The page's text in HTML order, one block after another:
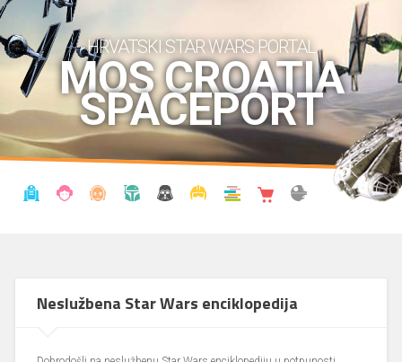
HRVATSKI STAR WARS PORTAL
MOS CROATIA
SPACEPORT
Neslužbena Star Wars enciklopedija